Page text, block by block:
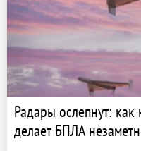
Радары ослепнут:
делает БПЛА